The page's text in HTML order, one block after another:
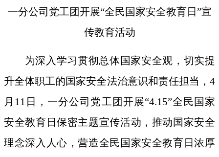
一分公司党工团开展“全民国家安全教育日”宣
传教育活动
为深入学习贯彻总体国家安全观，切实提
升全体职工的国家安全法治意识和责任担当， 4
月11日，一分公司党工团开展“4.15”全民国家
安全教育日保密主题宣传活动，推动国家安全
理念深入人心，营造全民国家安全教育日浓厚